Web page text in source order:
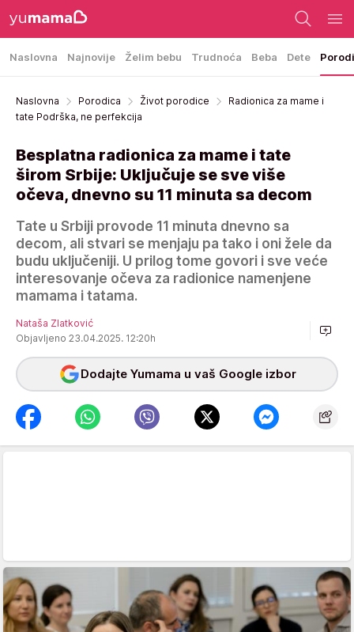
Naslovna Najnovije Želim bebu Trudnoća Beba Dete
Naslovna Porodica Život porodice
Radionica za mame i
tate Podrška, ne perfekcija
Besplatna radionica za mame i tate
širom Srbije: Uključuje se sve više
očeva, dnevno su 11 minuta sa decom
Tate u Srbiji provode 11 minuta dnevno sa
decom, ali stvari se menjaju pa tako i oni žele da
budu uključeniji. U prilog tome govori i sve veće
interesovanje očeva za radionice namenjene
mamama i tatama.
Nataša Zlatković
Objavljeno 23.04.2025. 12:20h
Dodajte Yumama u vaš Google izbor